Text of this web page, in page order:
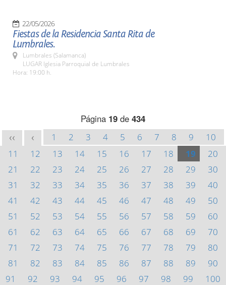
22/05/2026
Fiestas de la Residencia Santa Rita de
Lumbrales.
Lumbrales (Salamanca)
LUGAR Iglesia Parroquial de Lumbrales
Hora: 19:00 h.
Página 19 de 434
<< < 1 2 3 4 5 6 7 8 9
10
11
12 13 14 15 16 17 18 19
20
21
22 23 24 25 26 27 28 29
30
31
32 33 34 35 36 37 38 39
40
41
42 43 44 45 46 47 48 49
50
51
52 53 54 55 56 57 58 59
60
61
62 63 64 65 66 67 68 69
70
71
72 73 74 75 76 77 78 79
80
81
82 83 84 85 86 87 88 89
90
91
92 93 94 95 96 97 98 99
100